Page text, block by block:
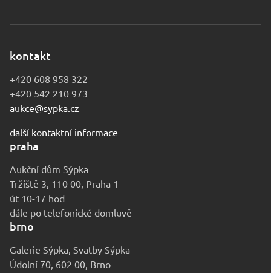
kontakt
+420 608 958 322
+420 542 210 973
aukce@sypka.cz
další kontaktní informace
praha
Aukční dům Sýpka
Tržiště 3, 110 00, Praha 1
út 10-17 hod
dále po telefonické domluvě
brno
Galerie Sýpka, Svatby Sýpka
Údolní 70, 602 00, Brno